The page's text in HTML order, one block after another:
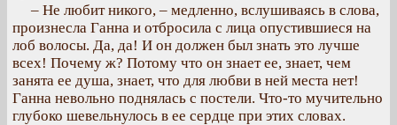
– Не любит никого, – медленно, вслушиваясь в слова,
произнесла Ганна и отбросила с лица опустившиеся на
лоб волосы. Да, да! И он должен был знать это лучше
всех! Почему ж? Потому что он знает ее, знает, чем
занята ее душа, знает, что для любви в ней места нет!
Ганна невольно поднялась с постели. Что-то мучительно
глубоко шевельнулось в ее сердце при этих словах.